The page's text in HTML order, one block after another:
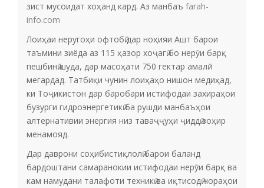
зист мусоидат хоҳанд кард. Аз манбаъ farah-
info.com
Лоиҳаи неругоҳи офтобӣ дар ноҳияи Ашт барои
таъмини зиёда аз 115 ҳазор хоҷагӣ бо нерӯи барқ
пешбинӣ шуда, дар масоҳати 750 гектар амалӣ
мегардад. Татбиқи чунин лоиҳаҳо нишон медиҳад,
ки Тоҷикистон дар баробари истифодаи захираҳои
бузурги гидроэнергетикӣ ба рушди манбаъҳои
алтернативии энергия низ таваҷҷуҳи ҷиддӣ зоҳир
менамояд.
Дар даврони соҳибистиқлолӣ барои баланд
бардоштани самаранокии истифодаи нерӯи барқ ва
кам намудани талафоти техникӣ ва иқтисодӣ чораҳои